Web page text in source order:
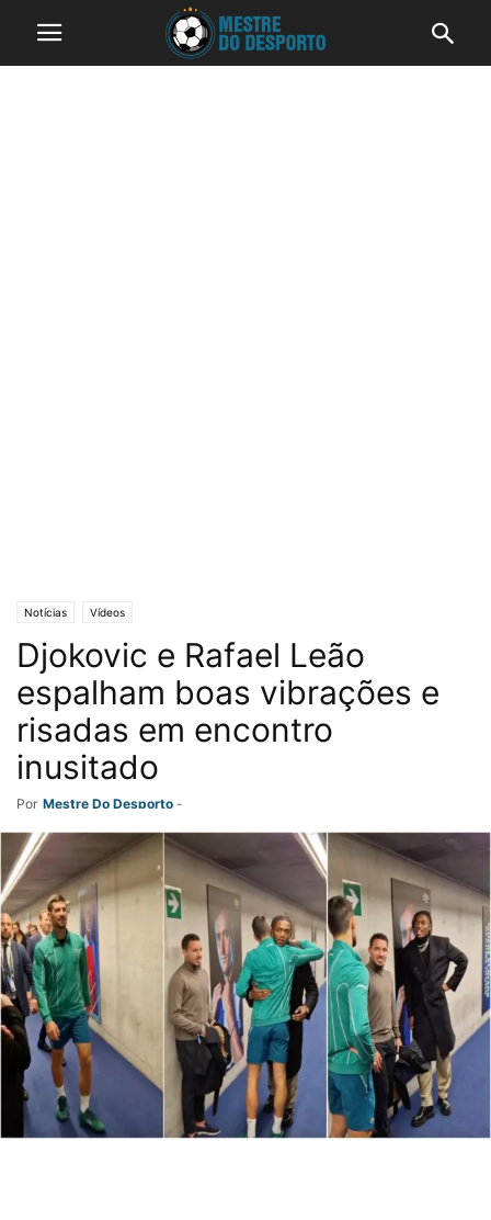
Notícias Vídeos
Djokovic e Rafael Leão
espalham boas vibrações e
risadas em encontro
inusitado
Por Mestre Do Desporto -